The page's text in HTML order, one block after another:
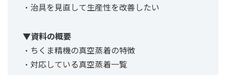
・治具を見直して生産性を改善したい
▼資料の概要
・ちくま精機の真空蒸着の特徴
・対応している真空蒸着一覧